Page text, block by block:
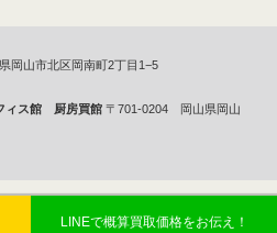
岡山市北区岡南町2丁目1−5
ィス館 厨房買館 〒701-0204 岡山県岡山
ョップで買取ならリサイクル買館へAll
LINEで概算買取価格をお伝え！